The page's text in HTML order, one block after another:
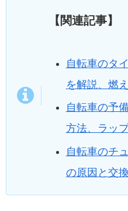
【関連記事】
自転車のタ
を解説、燃
自転車の予
方法、ラッ
自転車のチ
の原因と交